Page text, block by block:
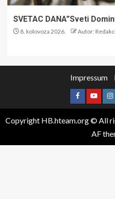
SVETAC DANA”Sveti
8. kolovoza 2026. Autor:
Impressum
Copyright HB.hteam.org © All
AF